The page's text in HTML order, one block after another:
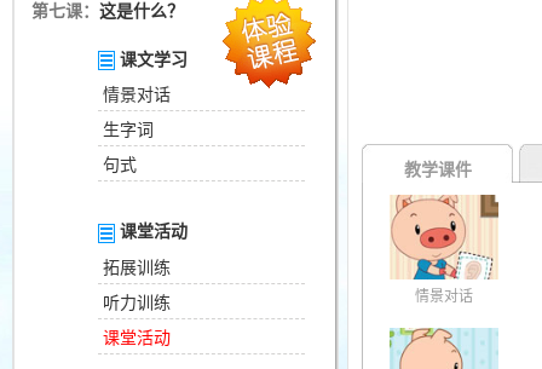
第七课： 这是什么？
课文学习
情景对话
生字词
句式
课堂活动
拓展训练
听力训练
课堂活动
教学课件
情景对话